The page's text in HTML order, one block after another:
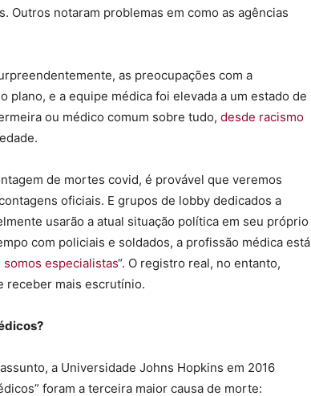
Outros notaram problemas em como as agências
as preocupações com a
plano, e a equipe médica foi elevada a um estado de
ou médico comum sobre tudo, desde racismo
de mortes covid, é provável que veremos
oficiais. E grupos de lobby dedicados a
usarão a atual situação política em seu próprio
com policiais e soldados, a profissão médica está
especialistas“. O registro real, no entanto,
receber mais escrutínio.
a Universidade Johns Hopkins em 2016
foram a terceira maior causa de morte: